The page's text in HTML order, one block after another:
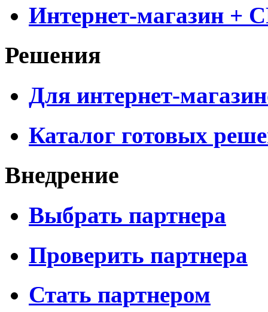
Интернет-магазин +
Решения
Для интернет-
Каталог готовых
Внедрение
Выбрать партнера
Проверить партнера
Стать партнером